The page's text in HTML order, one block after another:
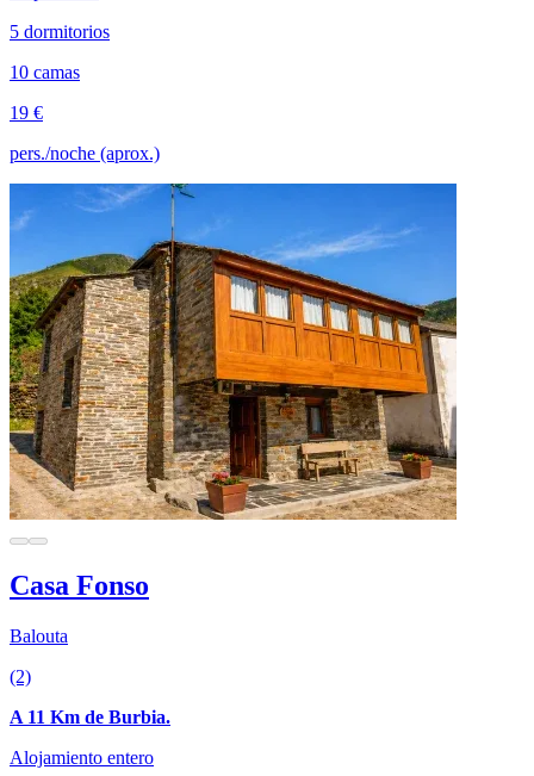
5 dormitorios
10 camas
19 €
pers./noche (aprox.)
Casa Fonso
Balouta
(2)
A 11 Km de Burbia.
Alojamiento entero